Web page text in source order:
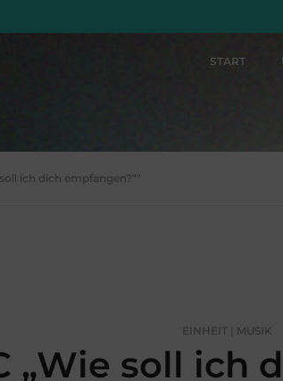
START
ich dich empfangen?“"
EINHEIT | MUSIK
„Wie soll ich